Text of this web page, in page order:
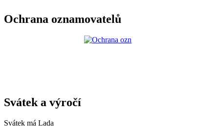
Ochrana oznamovatelů
Svátek a výročí
Svátek má Lada